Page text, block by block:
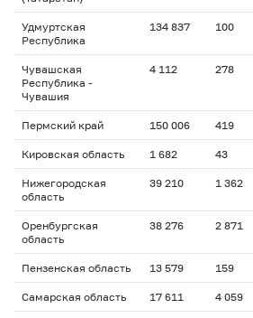
Удмуртская
Республика
134 837 100
Чувашская
Республика -
Чувашия
4 112 278
Пермский край 150 006 419
Кировская область 1 682 43
Нижегородская
область
39 210 1 362
Оренбургская
область
38 276 2 871
Пензенская область 13 579 159
Самарская область 17 611 4 059